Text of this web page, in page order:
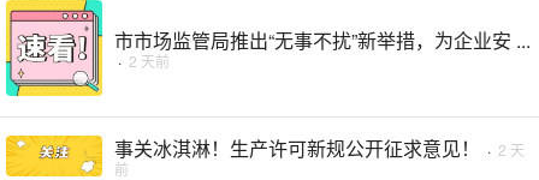
市市场监管局推出“无事不扰”新举措，为企业安 ...
· 2 天前
事关冰淇淋！生产许可新规公开征求意见！ · 2 天
前